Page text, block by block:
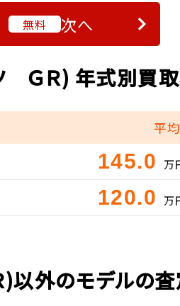
無料 次へ
ＧＲ) 年式別買
平
145.0 万
120.0 万
外のモデルの